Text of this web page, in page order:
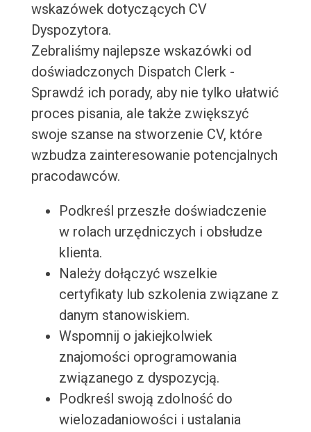
wskazówek dotyczących CV
Dyspozytora.
Zebraliśmy najlepsze wskazówki od
doświadczonych Dispatch Clerk -
Sprawdź ich porady, aby nie tylko ułatwić
proces pisania, ale także zwiększyć
swoje szanse na stworzenie CV, które
wzbudza zainteresowanie potencjalnych
pracodawców.
Podkreśl przeszłe doświadczenie
w rolach urzędniczych i obsłudze
klienta.
Należy dołączyć wszelkie
certyfikaty lub szkolenia związane z
danym stanowiskiem.
Wspomnij o jakiejkolwiek
znajomości oprogramowania
związanego z dyspozycją.
Podkreśl swoją zdolność do
wielozadaniowości i ustalania